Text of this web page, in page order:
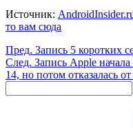
Источник:
то вам сюда
Пред. Запись 5 коротких
След. Запись Apple
14, но потом отказалась